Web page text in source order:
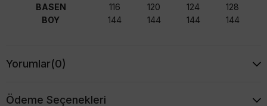
BASEN
116 120 124
128
BOY
144 144 144 144
Yorumlar(0)
Ödeme Seçenekleri